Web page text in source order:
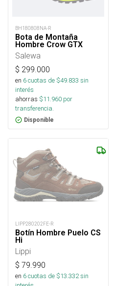
BH180808NA-R
Bota de Montaña
Hombre Crow GTX
Salewa
$ 299.000
en 6cuotas de $49.833 sin
interés
ahorras $11.960 por
transferencia.
Disponible
LIPP280202FE-R
Botín Hombre Puelo CS
Hi
Lippi
$ 79.990
en 6cuotas de $13.332sin